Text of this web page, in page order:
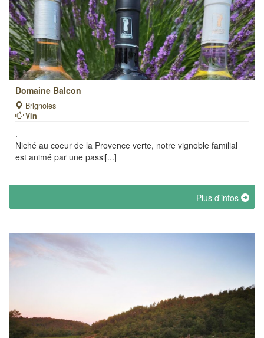
Domaine Balcon
Brignoles
Vin
.
Niché au coeur de la Provence verte, notre vignoble familial
est animé par une passi[...]
Plus d'infos